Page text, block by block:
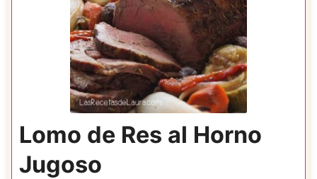
Lomo de Res al Horno
Jugoso